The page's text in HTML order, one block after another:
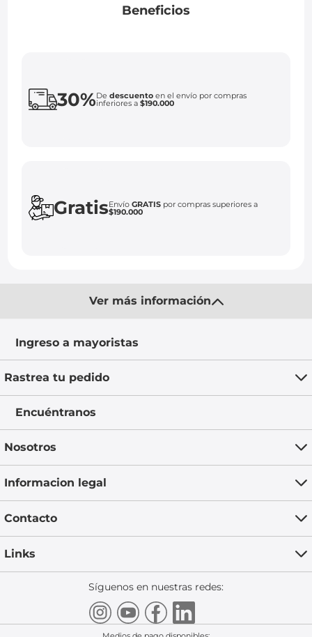
Beneficios
30%Dedescuento en el envío por compras
inferiores a$190.000
GratisEnvíoGRATIS por compras superiores a
$190.000
Ver más información
Ingreso a mayoristas
Rastrea tu pedido
Encuéntranos
Nosotros
Informacion legal
Contacto
Links
Síguenos en nuestras redes: